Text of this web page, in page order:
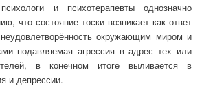
и психотерапевты однозначно
что состояние тоски возникает как ответ
окружающим миром и
подавляемая агрессия в адрес тех или
в конечном итоге выливается в
и депрессии.